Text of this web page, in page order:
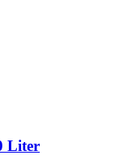
Liter